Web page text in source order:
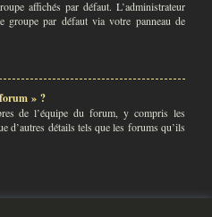
affichés par défaut. L’administrateur
groupe par défaut via votre panneau de
» ?
de l’équipe du forum, y compris les
d’autres détails tels que les forums qu’ils